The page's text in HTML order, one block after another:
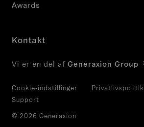
Awards
Kontakt
Vi er en del af Generaxion Group
Cookie-indstillinger Privatlivspolitik
Support
© 2026 Generaxion